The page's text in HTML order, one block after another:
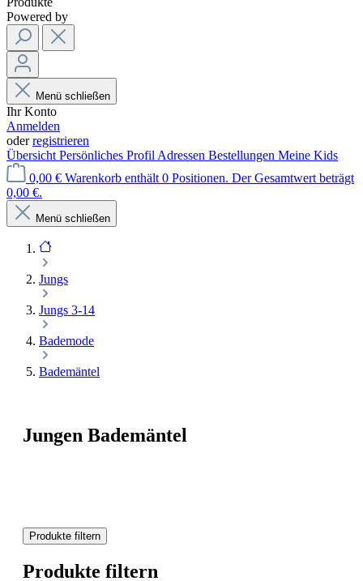
Powered by
Menü schließen
Ihr Konto
Anmelden
oderregistrieren
Übersicht Persönliches Profil Adressen Bestellungen Meine Kids
0,00 € Warenkorb enthält 0 Positionen. Der Gesamtwert beträgt
0,00 €.
Menü schließen
Jungs
Jungs 3-14
Bademode
Bademäntel
Jungen Bademäntel
Produkte filtern
Produkte filtern